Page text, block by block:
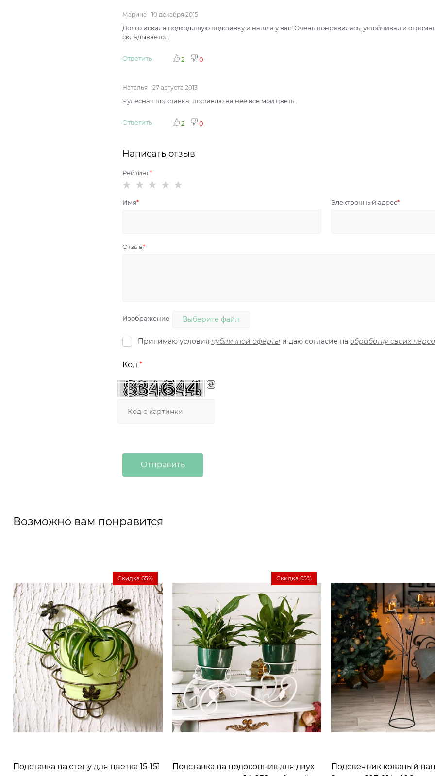
Марина 10 декабря 2015
Долго искала подходящую подставку и нашла у вас! Очень понравилась, устойчивая и
складывается.
Ответить 2 0
Наталья 27 августа 2013
Чудесная подставка, поставлю на неё все мои цветы.
Ответить 2 0
Написать отзыв
Рейтинг
Имя Электронный адрес
Отзыв
Изображение Выберите файл
Принимаю условия публичной оферты и даю согласие на обработку своих
Код
Возможно вам понравится
Подставка на стену для цветка 15-151
Скидка 65%
Подставка на подоконник для двух
Скидка 65%
Подсвечник кованый